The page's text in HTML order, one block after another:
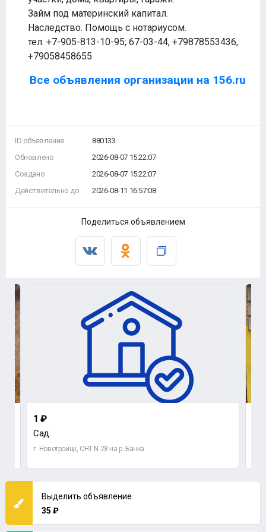
Займ под материнский капитал.
Наследство. Помощь с нотариусом.
тел. +7-905-813-10-95; 67-03-44, +79878553436,
+79058458655
Все объявления организации на 156.ru
ID объявления
Обновлено
Создано
Действительно до
880133
2026-08-07 15:22:07
2026-08-07 15:22:07
2026-08-11 16:57:08
Поделиться объявлением
1 ₽
Сад
г. Новотроицк, СНТ N 28 на р. Банка
Выделить объявление
35 ₽